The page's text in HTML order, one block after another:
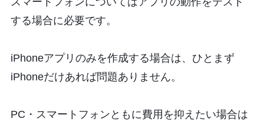
する場合に必要です。
iPhoneアプリのみを作成する場合は、ひとまず
iPhoneだけあれば問題ありません。
PC・スマートフォンともに費用を抑えたい場合は